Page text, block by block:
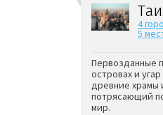
4
5
Первозданные
островах и
древние храмы
потрясающий
мир.